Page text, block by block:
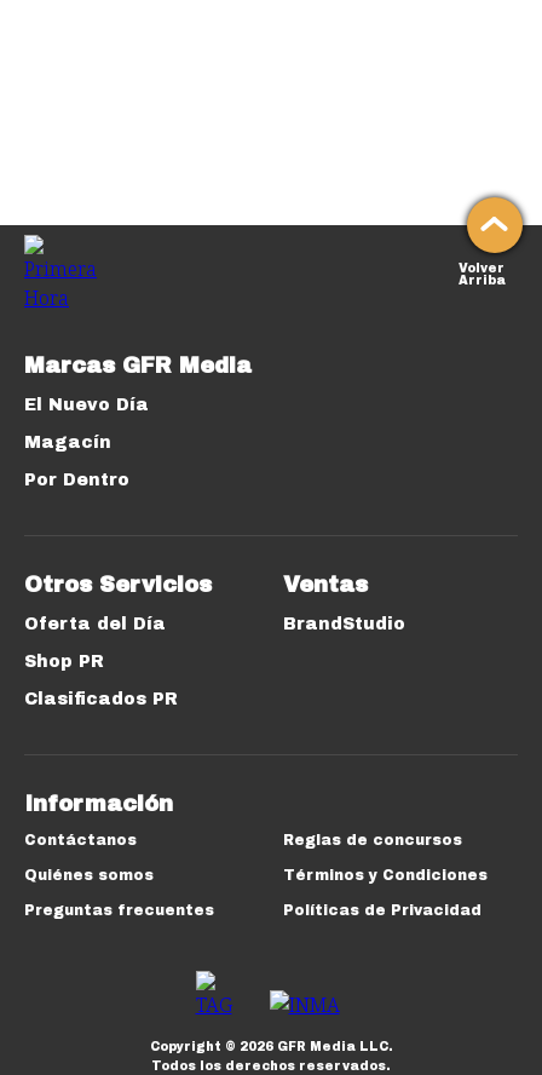
Volver
Arriba
Marcas GFR Media
El Nuevo Día
Magacín
Por Dentro
Otros Servicios
Oferta del Día
Shop PR
Clasificados PR
Ventas
BrandStudio
Información
Contáctanos
Quiénes somos
Preguntas frecuentes
Reglas de concursos
Términos y Condiciones
Políticas de Privacidad
Copyright © 2026GFR Media LLC.
Todos los derechos reservados.